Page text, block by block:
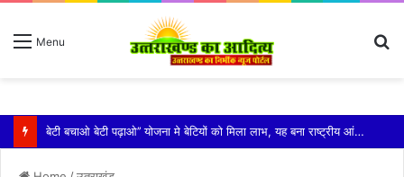
Menu
विशिष्ट पहचान बना रही है आदि कैलाश परिक्रमा: महाराज